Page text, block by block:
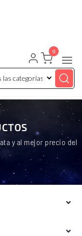
0
y al mejor precio del